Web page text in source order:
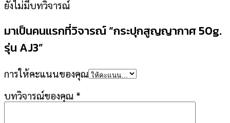
ยังไม่มีบทวิจารณ์
มาเป็นคนแรกที่วิจารณ์ “กระปุกสูญญากาศ 50g.
รุ่น AJ3”
การให้คะแนนของคุณ
บทวิจารณ์ของคุณ *